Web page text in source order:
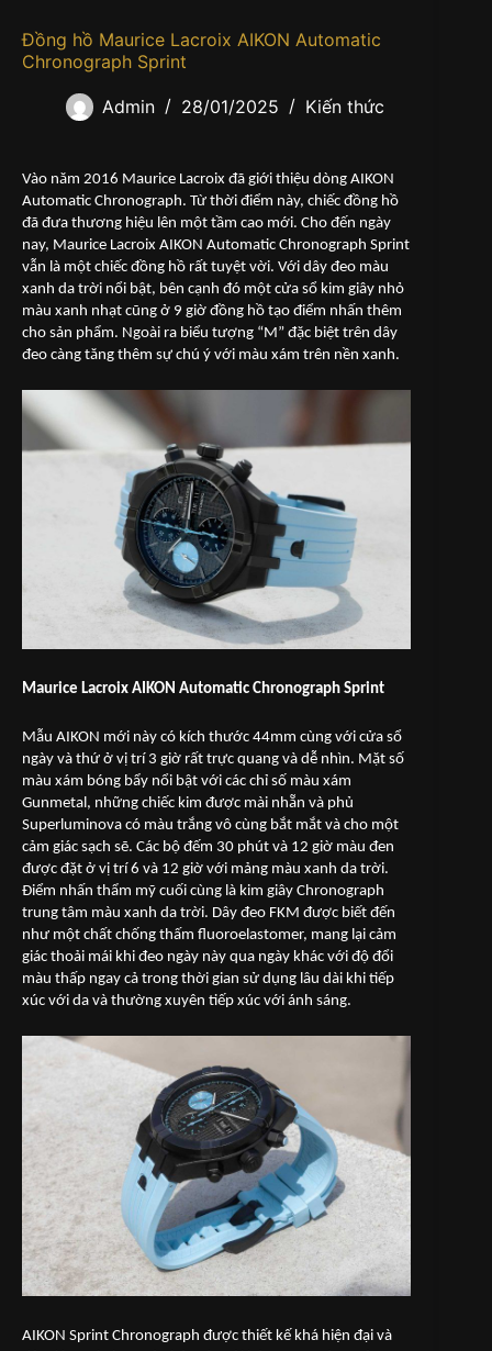
Đồng hồ Maurice Lacroix AIKON Automatic
Chronograph Sprint
Admin 28/01/2025 Kiến thức
Vào năm 2016 Maurice Lacroix đã giới thiệu dòng AIKON
Automatic Chronograph. Từ thời điểm này, chiếc đồng hồ
đã đưa thương hiệu lên một tầm cao mới. Cho đến ngày
nay, Maurice Lacroix AIKON Automatic Chronograph Sprint
vẫn là một chiếc đồng hồ rất tuyệt vời. Với dây đeo màu
xanh da trời nổi bật, bên cạnh đó một cửa sổ kim giây nhỏ
màu xanh nhạt cũng ở 9 giờ đồng hồ tạo điểm nhấn thêm
cho sản phẩm. Ngoài ra biểu tượng “M” đặc biệt trên dây
đeo càng tăng thêm sự chú ý với màu xám trên nền xanh.
Maurice Lacroix AIKON Automatic Chronograph Sprint
Mẫu AIKON mới này có kích thước 44mm cùng với cửa sổ
ngày và thứ ở vị trí 3 giờ rất trực quang và dễ nhìn. Mặt số
màu xám bóng bẩy nổi bật với các chỉ số màu xám
Gunmetal, những chiếc kim được mài nhẵn và phủ
Superluminova có màu trắng vô cùng bắt mắt và cho một
cảm giác sạch sẽ. Các bộ đếm 30 phút và 12 giờ màu đen
được đặt ở vị trí 6 và 12 giờ với mảng màu xanh da trời.
Điểm nhấn thẩm mỹ cuối cùng là kim giây Chronograph
trung tâm màu xanh da trời. Dây đeo FKM được biết đến
như một chất chống thấm fluoroelastomer, mang lại cảm
giác thoải mái khi đeo ngày này qua ngày khác với độ đổi
màu thấp ngay cả trong thời gian sử dụng lâu dài khi tiếp
xúc với da và thường xuyên tiếp xúc với ánh sáng.
AIKON Sprint Chronograph được thiết kế khá hiện đại và